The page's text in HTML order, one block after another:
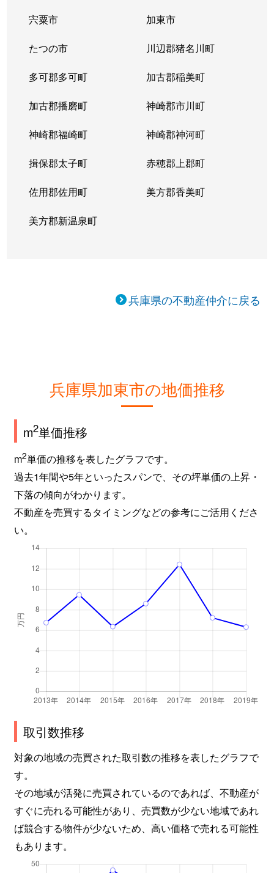
宍粟市 加東市
たつの市 川辺郡猪名川町
多可郡多可町 加古郡稲美町
加古郡播磨町 神崎郡市川町
神崎郡福崎町 神崎郡神河町
揖保郡太子町 赤穂郡上郡町
佐用郡佐用町 美方郡香美町
美方郡新温泉町
兵庫県の不動産仲介に戻る
兵庫県加東市の地価推移
m2単価推移
m2単価の推移を表したグラフです。
過去1年間や5年といったスパンで、その坪単価の上昇・
下落の傾向がわかります。
不動産を売買するタイミングなどの参考にご活用くださ
い。
取引数推移
対象の地域の売買された取引数の推移を表したグラフで
す。
その地域が活発に売買されているのであれば、不動産が
すぐに売れる可能性があり、売買数が少ない地域であれ
ば競合する物件が少ないため、高い価格で売れる可能性
もあります。